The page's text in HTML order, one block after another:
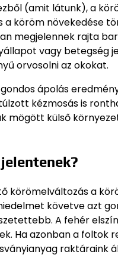
(amit látunk), a
köröm növekedése
megjelennek rajta
vagy betegség
orvosolni az okokat.
ápolás
kézmosás is
külső
körömelváltozás a
követve azt
A fehér
Ha azonban a foltok
raktáraink